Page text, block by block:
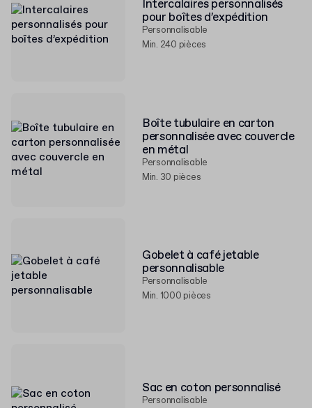
Intercalaires personnalisés
pour boîtes d’expédition
Personnalisable
Min. 240 pièces
Boîte tubulaire en carton
personnalisée avec couvercle
en métal
Personnalisable
Min. 30 pièces
Gobelet à café jetable
personnalisable
Personnalisable
Min. 1000 pièces
Sac en coton personnalisé
Personnalisable